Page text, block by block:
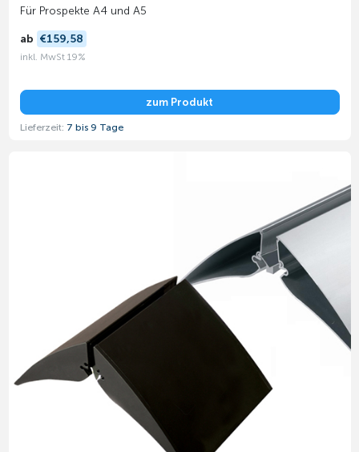
Für Prospekte A4 und A5
ab €159,58
inkl. MwSt 19%
zum Produkt
Lieferzeit: 7 bis 9 Tage